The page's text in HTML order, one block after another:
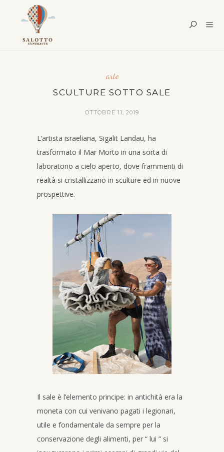
arte
SCULTURE SOTTO SALE
OTTOBRE 11, 2019
L’artista israeliana, Sigalit Landau, ha
trasformato il Mar Morto in una sorta di
laboratorio a cielo aperto, dove frammenti di
realtà si cristallizzano in sculture ed in nuove
prospettive.
Il sale è l’elemento principe: in antichità era la
moneta con cui venivano pagati i legionari,
utile e fondamentale da sempre per la
conservazione degli alimenti, per “ lui ” si